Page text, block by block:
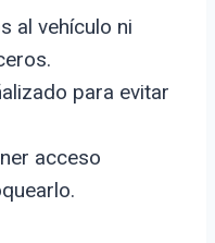
al vehículo ni
para evitar
acceso